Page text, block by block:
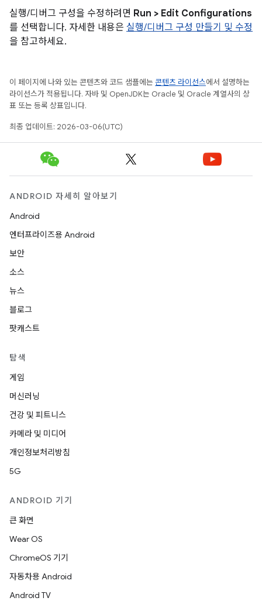
실행/디버그 구성을 수정하려면 Run > Edit Configurations
를 선택합니다. 자세한 내용은 실행/디버그 구성 만들기 및 수정
을 참고하세요.
이 페이지에 나와 있는 콘텐츠와 코드 샘플에는 콘텐츠 라이선스에서 설명하는
라이선스가 적용됩니다. 자바 및 OpenJDK는 Oracle 및 Oracle 계열사의 상
표 또는 등록 상표입니다.
최종 업데이트: 2026-03-06(UTC)
ANDROID 자세히 알아보기
Android
엔터프라이즈용 Android
보안
소스
뉴스
블로그
팟캐스트
탐색
게임
머신러닝
건강 및 피트니스
카메라 및 미디어
개인정보처리방침
5G
ANDROID 기기
큰 화면
Wear OS
ChromeOS 기기
자동차용 Android
Android TV